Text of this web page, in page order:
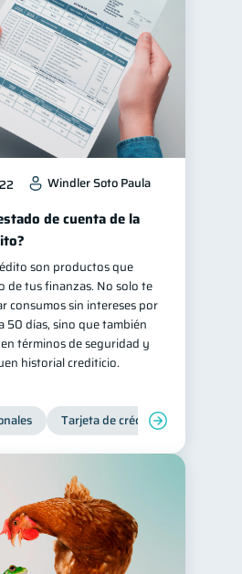
Windler Soto Paula
de cuenta de la
son productos que
de tus finanzas. No solo te
consumos sin intereses por
50 días, sino que también
términos de seguridad y
historial crediticio.
Tarjeta de crédito